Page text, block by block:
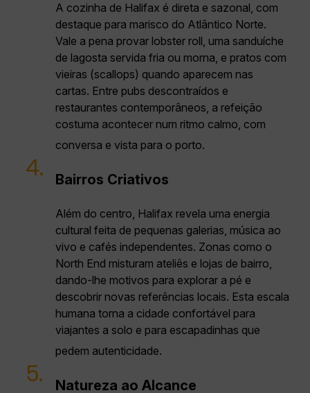
A cozinha de Halifax é direta e sazonal, com
destaque para marisco do Atlântico Norte.
Vale a pena provar lobster roll, uma sanduíche
de lagosta servida fria ou morna, e pratos com
vieiras (scallops) quando aparecem nas
cartas. Entre pubs descontraídos e
restaurantes contemporâneos, a refeição
costuma acontecer num ritmo calmo, com
conversa e vista para o porto.
4. Bairros Criativos
Além do centro, Halifax revela uma energia
cultural feita de pequenas galerias, música ao
vivo e cafés independentes. Zonas como o
North End misturam ateliês e lojas de bairro,
dando-lhe motivos para explorar a pé e
descobrir novas referências locais. Esta escala
humana torna a cidade confortável para
viajantes a solo e para escapadinhas que
pedem autenticidade.
5. Natureza ao Alcance